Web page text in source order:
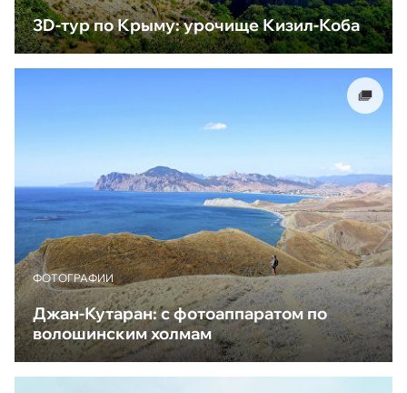
3D-тур по Крыму: урочище Кизил-Коба
ФОТОГРАФИИ
Джан-Кутаран: с фотоаппаратом по
волошинским холмам